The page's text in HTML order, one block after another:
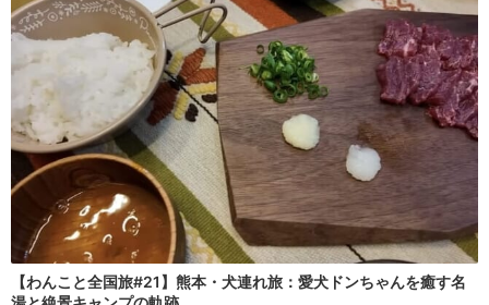
【わんこと全国旅#21】熊本・犬連れ旅：愛犬ドンちゃんを癒す名